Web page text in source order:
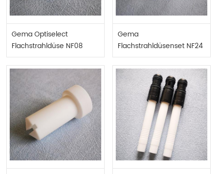
Gema Optiselect
Flachstrahldüse NF08
1000049
Gema
Flachstrahldüsenset NF24
1008142